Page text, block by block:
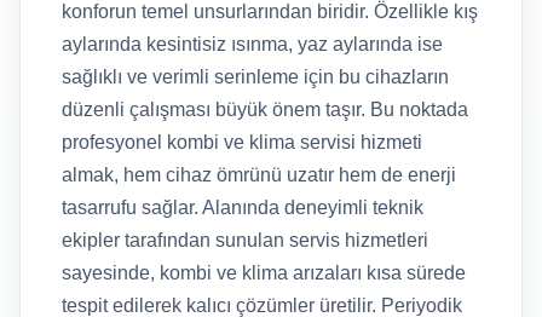
konforun temel unsurlarından biridir. Özellikle kış
aylarında kesintisiz ısınma, yaz aylarında ise
sağlıklı ve verimli serinleme için bu cihazların
düzenli çalışması büyük önem taşır. Bu noktada
profesyonel kombi ve klima servisi hizmeti
almak, hem cihaz ömrünü uzatır hem de enerji
tasarrufu sağlar. Alanında deneyimli teknik
ekipler tarafından sunulan servis hizmetleri
sayesinde, kombi ve klima arızaları kısa sürede
tespit edilerek kalıcı çözümler üretilir. Periyodik